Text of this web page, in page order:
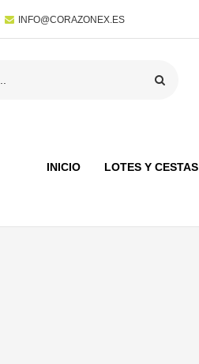
INFO@CORAZONEX.ES
INICIO LOTES Y CESTAS